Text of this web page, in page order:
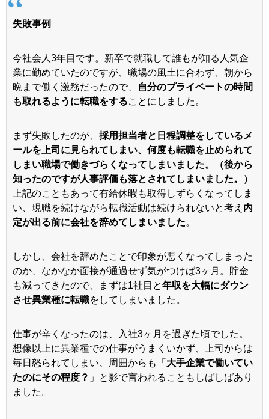
失敗事例
今社会人3年目です。新卒で就職して誰もが知る人気企
業に勤めていたのですが、職場の風土に合わず、朝から
晩まで働く激務だったので、
自分のプライベートの時間
も取れるように転職をすることにしました。
まず失敗したのが、 採用担当者と日程調整をしているメ
ールを上司に見られてしまい、何度も転職を止められて
しまい職場で働きづらくなってしまいました。（後から
知ったのですが人事評価も落とされてしまいました。）
上記のこともあって有給休暇も取得しずらくなってしま
い、現職を続けながら転職活動は続けられないと考え 内
定が出る前に会社を辞めてしまいました。
しかし、会社を辞めたことで印象が悪くなってしまった
のか、なかなか面接が通過せず気がつけば3ヶ月。貯金
も減ってきたので、まずは1社目と年収を大幅にダウン
させ異業種に転職をしてしまいました。
仕事が辛くなったのは、入社3ヶ月を過ぎた頃でした。
想像以上に異業種での仕事がうまくいかず、上司からは
毎日怒られてしまい、周囲からも「大手企業で働いてい
たのにその程度？ 」と影で言われることもしばしばあり
ました。